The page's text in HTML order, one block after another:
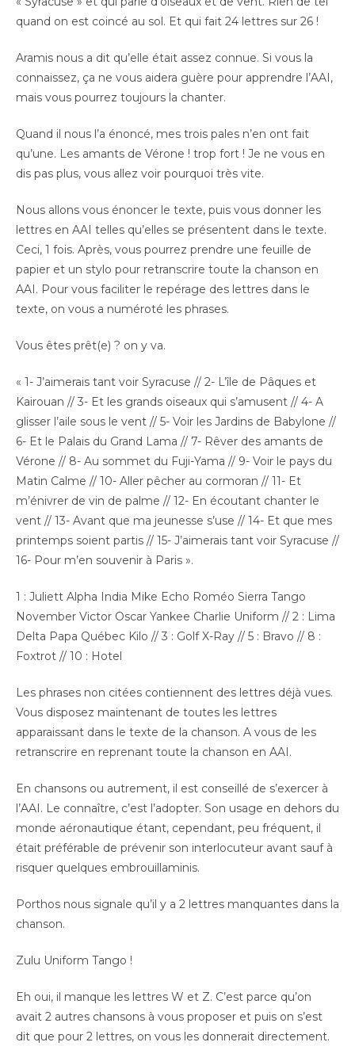
quand on est coincé au sol. Et qui fait 24 lettres sur 26 !
Aramis nous a dit qu’elle était assez connue. Si vous la
connaissez, ça ne vous aidera guère pour apprendre l’AAI,
mais vous pourrez toujours la chanter.
Quand il nous l’a énoncé, mes trois pales n’en ont fait
qu’une. Les amants de Vérone ! trop fort ! Je ne vous en
dis pas plus, vous allez voir pourquoi très vite.
Nous allons vous énoncer le texte, puis vous donner les
lettres en AAI telles qu’elles se présentent dans le texte.
Ceci, 1 fois. Après, vous pourrez prendre une feuille de
papier et un stylo pour retranscrire toute la chanson en
AAI. Pour vous faciliter le repérage des lettres dans le
texte, on vous a numéroté les phrases.
Vous êtes prêt(e) ? on y va.
« 1- J’aimerais tant voir Syracuse // 2- L’île de Pâques et
Kairouan // 3- Et les grands oiseaux qui s’amusent // 4- A
glisser l’aile sous le vent // 5- Voir les Jardins de Babylone //
6- Et le Palais du Grand Lama // 7- Rêver des amants de
Vérone // 8- Au sommet du Fuji-Yama // 9- Voir le pays du
Matin Calme // 10- Aller pêcher au cormoran // 11- Et
m’énivrer de vin de palme // 12- En écoutant chanter le
vent // 13- Avant que ma jeunesse s’use // 14- Et que mes
printemps soient partis // 15- J’aimerais tant voir Syracuse //
16- Pour m’en souvenir à Paris ».
1 : Juliett Alpha India Mike Echo Roméo Sierra Tango
November Victor Oscar Yankee Charlie Uniform // 2 : Lima
Delta Papa Québec Kilo // 3 : Golf X-Ray // 5 : Bravo // 8 :
Foxtrot // 10 : Hotel
Les phrases non citées contiennent des lettres déjà vues.
Vous disposez maintenant de toutes les lettres
apparaissant dans le texte de la chanson. A vous de les
retranscrire en reprenant toute la chanson en AAI.
En chansons ou autrement, il est conseillé de s’exercer à
l’AAI. Le connaître, c’est l’adopter. Son usage en dehors du
monde aéronautique étant, cependant, peu fréquent, il
était préférable de prévenir son interlocuteur avant sauf à
risquer quelques embrouillaminis.
Porthos nous signale qu’il y a 2 lettres manquantes dans la
chanson.
Zulu Uniform Tango !
Eh oui, il manque les lettres W et Z. C’est parce qu’on
avait 2 autres chansons à vous proposer et puis on s’est
dit que pour 2 lettres, on vous les donnerait directement.